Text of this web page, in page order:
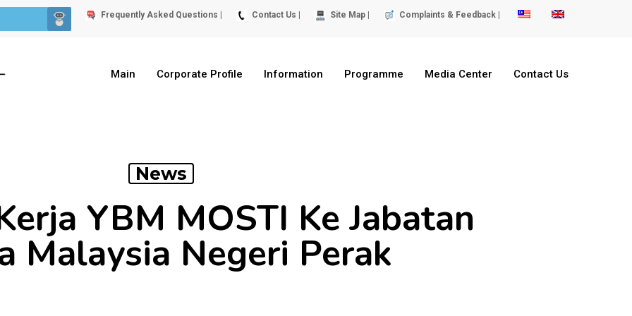
Frequently Asked Questions | Contact Us | Site Map | Complaints & Feedback |
Main Corporate Profile Information Programme Media Center Contact Us
News
YBM MOSTI Ke Jabatan
Malaysia Negeri Perak